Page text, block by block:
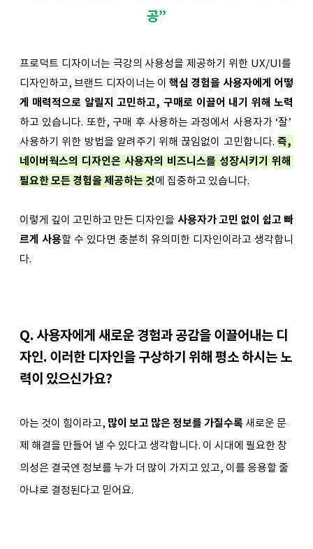
공”
프로덕트 디자이너는 극강의 사용성을 제공하기 위한 UX/UI를
디자인하고, 브랜드 디자이너는 이 핵심 경험을 사용자에게 어떻
게 매력적으로 알릴지 고민하고, 구매로 이끌어 내기 위해 노력
하고 있습니다. 또한, 구매 후 사용하는 과정에서 사용자가 ‘잘’
사용하기 위한 방법을 알려주기 위해 끊임없이 고민합니다. 즉,
네이버웍스의 디자인은 사용자의 비즈니스를 성장시키기 위해
필요한 모든 경험을 제공하는 것에 집중하고 있습니다.
이렇게 깊이 고민하고 만든 디자인을 사용자가 고민 없이 쉽고 빠
르게 사용할 수 있다면 충분히 유의미한 디자인이라고 생각합니
다.
Q. 사용자에게 새로운 경험과 공감을 이끌어내는 디
자인. 이러한 디자인을 구상하기 위해 평소 하시는 노
력이 있으신가요?
아는 것이 힘이라고, 많이 보고 많은 정보를 가질수록 새로운 문
제 해결을 만들어 낼 수 있다고 생각합니다. 이 시대에 필요한 창
의성은 결국엔 정보를 누가 더 많이 가지고 있고, 이를 응용할 줄
아냐로 결정된다고 믿어요.